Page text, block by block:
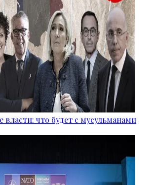
власти: что будет с мусульманами